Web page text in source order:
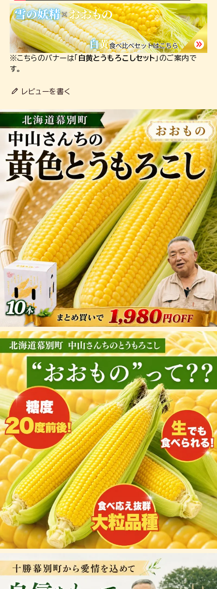
※こちらのバナーは「 白黄とうもろこしセット 」のご案内で
す。
レビューを書く